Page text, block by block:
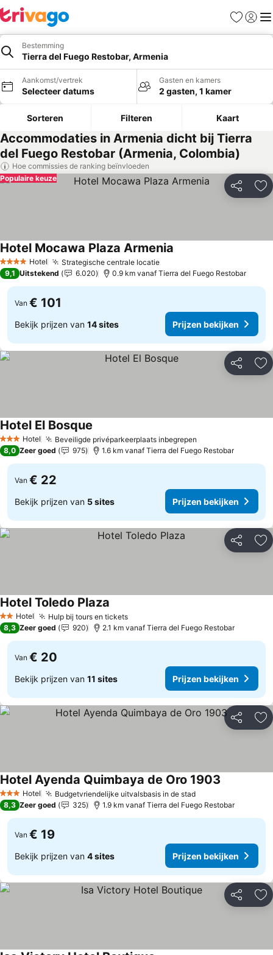
Favorieten
Bestemming
Tierra del Fuego Restobar, Armenia
Aankomst/vertrek
Selecteer datums
Gasten en kamers
2 gasten, 1 kamer
Sorteren Filteren Kaart
Accommodaties in Armenia dicht bij Tierra
del Fuego Restobar (Armenia, Colombia)
Hoe commissies de ranking beïnvloeden
Delen
Populaire keuze
4 SterrenHotel Strategische centrale locatie
Hotel Mocawa Plaza Armenia
9,1 Uitstekend 6.020 0.9 km vanaf Tierra del Fuego Restobar
Van € 101
Bekijk prijzen van 14 sites Prijzen bekijken
Delen
3 SterrenHotel Beveiligde privéparkeerplaats inbegrepen
Hotel El Bosque
8,0 Zeer goed 975 1.6 km vanaf Tierra del Fuego Restobar
Van € 22
Bekijk prijzen van 5 sites Prijzen bekijken
Delen
2 Sterren
Hotel Hulp bij tours en tickets
Hotel Toledo Plaza
8,3 Zeer goed 920 2.1 km vanaf Tierra del Fuego Restobar
Van € 20
Bekijk prijzen van 11 sites Prijzen bekijken
Delen
3 SterrenHotel Budgetvriendelijke uitvalsbasis in de stad
Hotel Ayenda Quimbaya de Oro 1903
8,3 Zeer goed 325 1.9 km vanaf Tierra del Fuego Restobar
Van € 19
Bekijk prijzen van 4 sites Prijzen bekijken
Delen